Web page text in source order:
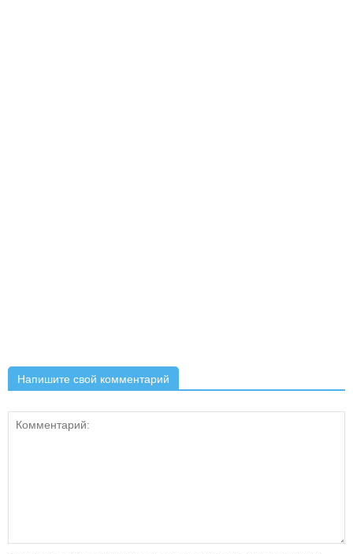
Напишите свой комментарий